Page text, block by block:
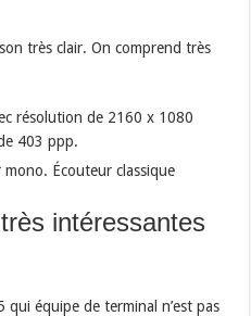
très clair. On comprend très
résolution de 2160 x 1080
403 ppp.
Écouteur classique
intéressantes
qui équipe de terminal n’est pas